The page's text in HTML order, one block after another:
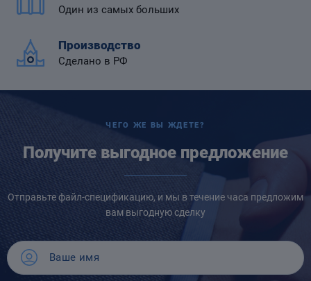
Один из самых больших
Производство
Сделано в РФ
ЧЕГО ЖЕ ВЫ ЖДЕТЕ?
Получите выгодное предложение
Отправьте файл-спецификацию, и мы в течение часа предложим
вам выгодную сделку